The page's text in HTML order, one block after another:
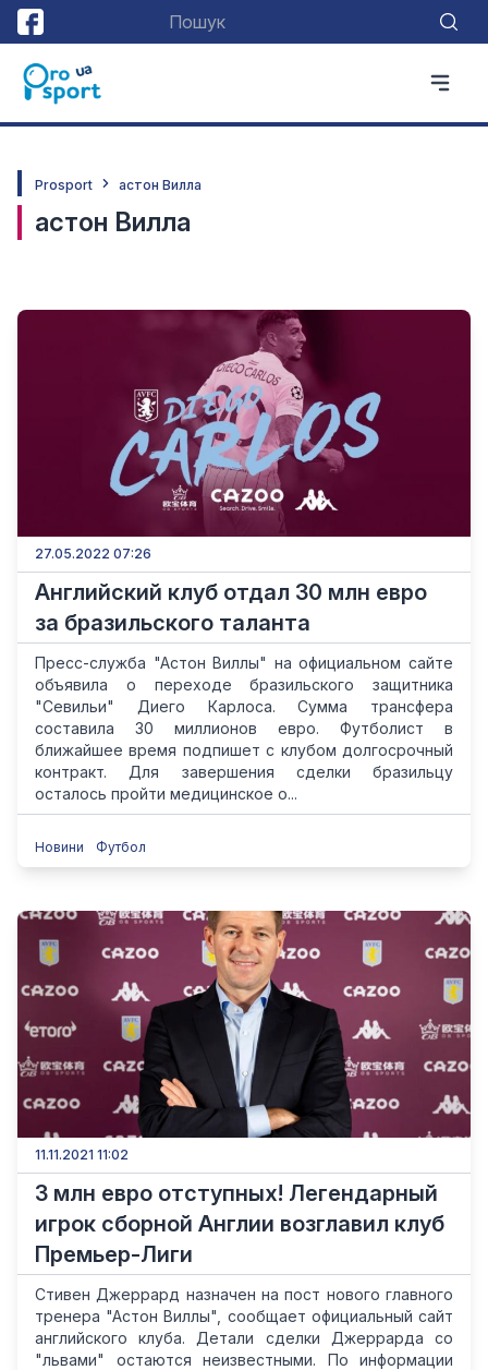
Prosport астон Вилла
астон Вилла
27.05.2022 07:26
Английский клуб отдал 30 млн евро
за бразильского таланта
Пресс-служба "Астон Виллы" на официальном сайте
объявила о переходе бразильского защитника
"Севильи" Диего Карлоса. Сумма трансфера
составила 30 миллионов евро. Футболист в
ближайшее время подпишет с клубом долгосрочный
контракт. Для завершения сделки бразильцу
осталось пройти медицинское о...
Новини Футбол
11.11.2021 11:02
3 млн евро отступных! Легендарный
игрок сборной Англии возглавил клуб
Премьер-Лиги
Стивен Джеррард назначен на пост нового главного
тренера "Астон Виллы", сообщает официальный сайт
английского клуба. Детали сделки Джеррарда со
"львами" остаются неизвестными. По информации